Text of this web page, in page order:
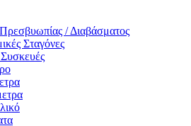
/ Διαβάσματος
Σταγόνες